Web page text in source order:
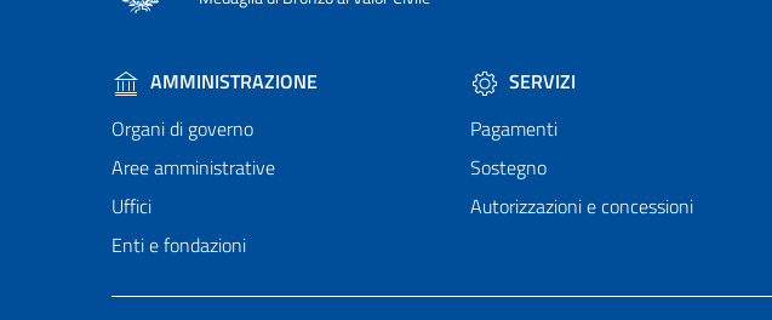
AMMINISTRAZIONE
Organi di governo
Aree amministrative
Uffici
Enti e fondazioni
SERVIZI
Pagamenti
Sostegno
Autorizzazioni e concessioni